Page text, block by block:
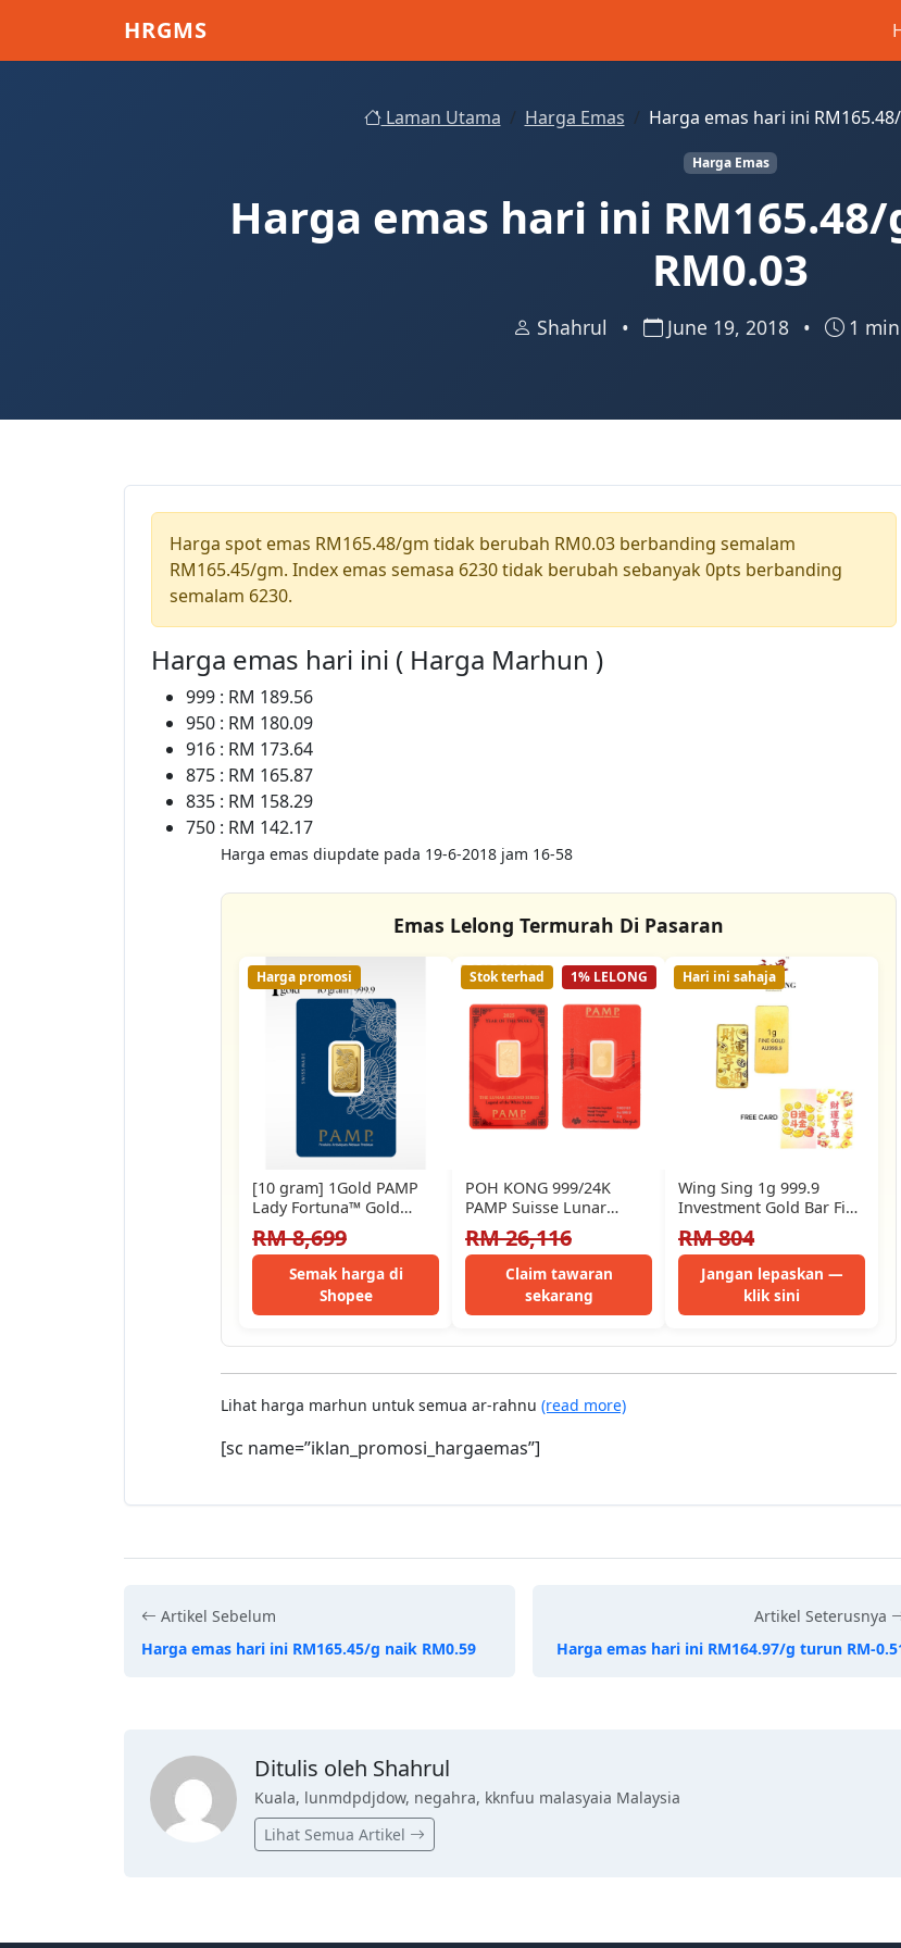
HRGMS
Laman Utama Harga Emas Harga emas hari ini
Harga Emas
Harga emas hari ini
RM0.03
Shahrul • June 19, 2018 • 1
Harga spot emas RM165.48/gm tidak berubah RM0.03 berbanding semalam
RM165.45/gm. Index emas semasa 6230 tidak berubah sebanyak 0pts berbanding
semalam 6230.
Harga emas hari ini ( Harga Marhun )
999 : RM 189.56
950 : RM 180.09
916 : RM 173.64
875 : RM 165.87
835 : RM 158.29
750 : RM 142.17
Harga emas diupdate pada 19-6-2018 jam 16-58
Emas Lelong Termurah Di Pasaran
Harga promosi
[10 gram] 1Gold PAMP
Lady Fortuna™ Gold
Minted Bar (999.9) 100%
Authentic
RM 8,699
Semak harga di
Shopee
1% LELONG
Stok terhad
POH KONG 999/24K
PAMP Suisse Lunar
Snake Gold Bar
RM 26,116
Claim tawaran
sekarang
Hari ini sahaja
Wing Sing 1g 999.9
Investment Gold Bar Fine
Gold Gold Card Gift…
RM 804
Jangan lepaskan —
klik sini
Lihat harga marhun untuk semua ar-rahnu (read more)
[sc name=”iklan_promosi_hargaemas”]
Artikel Sebelum
Harga emas hari ini RM165.45/g naik RM0.59
Artikel Seterusnya
Harga emas hari ini RM164.97/g turun RM-
Ditulis oleh Shahrul
Kuala, lunmdpdjdow, negahra, kknfuu malasyaia Malaysia
Lihat Semua Artikel